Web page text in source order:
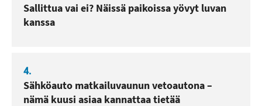
Sallittua vai ei? Näissä paikoissa yövyt luvan
kanssa
4.
Sähköauto matkailuvaunun vetoautona –
nämä kuusi asiaa kannattaa tietää